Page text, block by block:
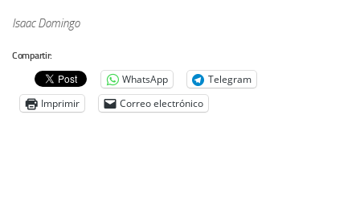
Isaac Domingo
Compartir:
WhatsApp
Telegram
Imprimir
Correo electrónico